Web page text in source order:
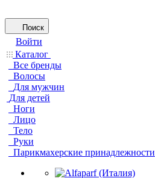
Поиск
Войти
Каталог
Все бренды
Волосы
Для мужчин
Для детей
Ноги
Лицо
Тело
Руки
Парикмахерские принадлежности